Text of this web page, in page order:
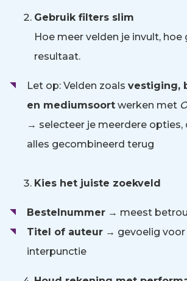
Gebruik filters slim
Hoe meer velden je invult, hoe
resultaat.
Let op: Velden zoals vestiging,
en mediumsoort werken met
→ selecteer je meerdere opties,
alles gecombineerd terug
Kies het juiste zoekveld
Bestelnummer → meest
Titel of auteur → gevoelig voor
interpunctie